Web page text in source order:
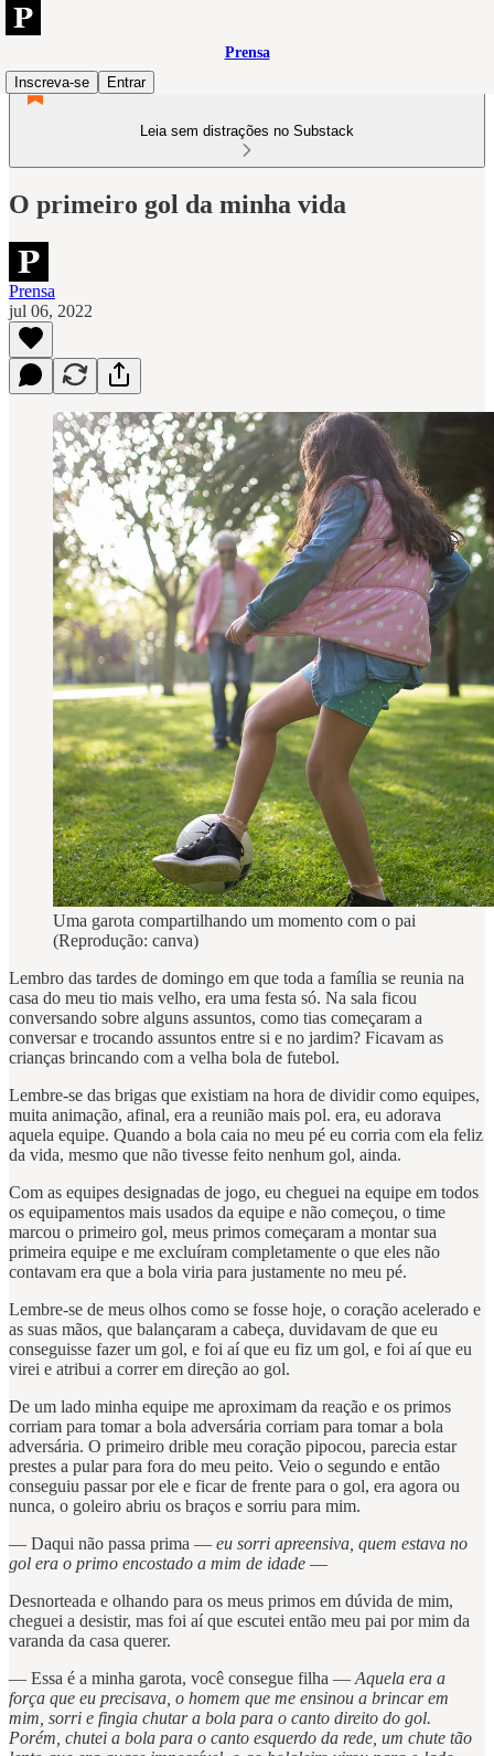
Prensa
Inscreva-se
Entrar
Leia sem distrações no Substack
O primeiro gol da minha vida
Prensa
jul 06, 2022
Uma garota compartilhando um momento com o pai
(Reprodução: canva)
Lembro das tardes de domingo em que toda a família se reunia na
casa do meu tio mais velho, era uma festa só. Na sala ficou
conversando sobre alguns assuntos, como tias começaram a
conversar e trocando assuntos entre si e no jardim? Ficavam as
crianças brincando com a velha bola de futebol.
Lembre-se das brigas que existiam na hora de dividir como equipes,
muita animação, afinal, era a reunião mais pol. era, eu adorava
aquela equipe. Quando a bola caia no meu pé eu corria com ela feliz
da vida, mesmo que não tivesse feito nenhum gol, ainda.
Com as equipes designadas de jogo, eu cheguei na equipe em todos
os equipamentos mais usados ​​da equipe e não começou, o time
marcou o primeiro gol, meus primos começaram a montar sua
primeira equipe e me excluíram completamente o que eles não
contavam era que a bola viria para justamente no meu pé.
Lembre-se de meus olhos como se fosse hoje, o coração acelerado e
as suas mãos, que balançaram a cabeça, duvidavam de que eu
conseguisse fazer um gol, e foi aí que eu fiz um gol, e foi aí que eu
virei e atribui a correr em direção ao gol.
De um lado minha equipe me aproximam da reação e os primos
corriam para tomar a bola adversária corriam para tomar a bola
adversária. O primeiro drible meu coração pipocou, parecia estar
prestes a pular para fora do meu peito. Veio o segundo e então
conseguiu passar por ele e ficar de frente para o gol, era agora ou
nunca, o goleiro abriu os braços e sorriu para mim.
— Daqui não passa prima — eu sorri apreensiva, quem estava no
gol era o primo encostado a mim de idade —
Desnorteada e olhando para os meus primos em dúvida de mim,
cheguei a desistir, mas foi aí que escutei então meu pai por mim da
varanda da casa querer.
— Essa é a minha garota, você consegue filha — Aquela era a
força que eu precisava, o homem que me ensinou a brincar em
mim, sorri e fingia chutar a bola para o canto direito do gol.
Porém, chutei a bola para o canto esquerdo da rede, um chute tão